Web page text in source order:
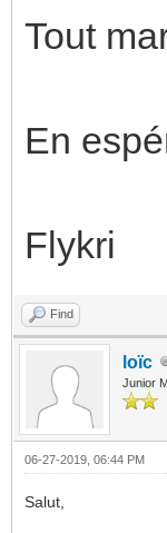
Tout
En
Flykri
Find
loïc
Junior
06-27-2019, 06:44 PM
Salut,